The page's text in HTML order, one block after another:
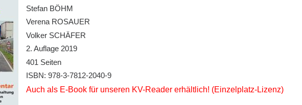
Stefan BÖHM
Verena ROSAUER
Volker SCHÄFER
2. Auflage 2019
401 Seiten
ISBN: 978-3-7812-2040-9
Auch als E-Book für unseren KV-Reader erhältlich! (Einzelplatz-Lizenz)